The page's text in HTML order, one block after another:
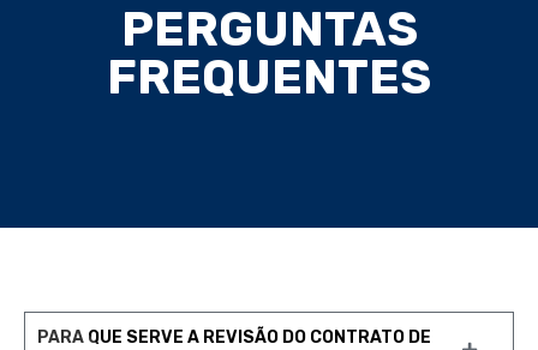
PERGUNTAS
FREQUENTES
PARA QUE SERVE A REVISÃO DO CONTRATO DE